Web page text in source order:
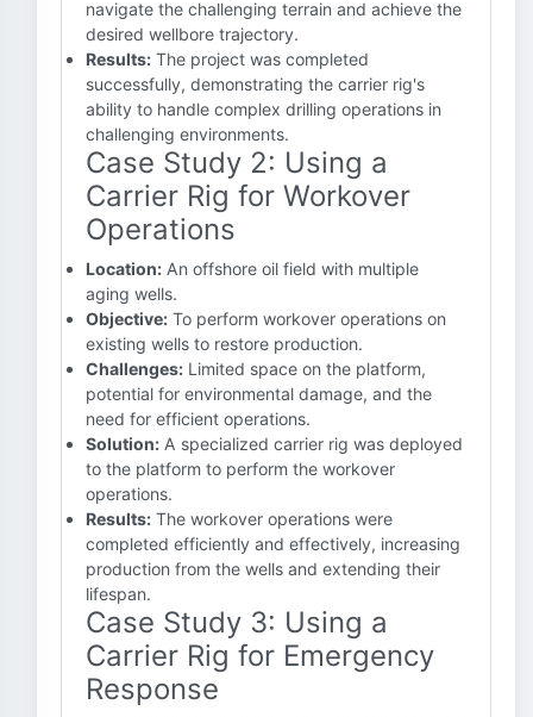
navigate the challenging terrain and achieve the
desired wellbore trajectory.
Results: The project was completed
successfully, demonstrating the carrier rig's
ability to handle complex drilling operations in
challenging environments.
Case Study 2: Using a
Carrier Rig for Workover
Operations
Location: An offshore oil field with multiple
aging wells.
Objective: To perform workover operations on
existing wells to restore production.
Challenges: Limited space on the platform,
potential for environmental damage, and the
need for efficient operations.
Solution: A specialized carrier rig was deployed
to the platform to perform the workover
operations.
Results: The workover operations were
completed efficiently and effectively, increasing
production from the wells and extending their
lifespan.
Case Study 3: Using a
Carrier Rig for Emergency
Response